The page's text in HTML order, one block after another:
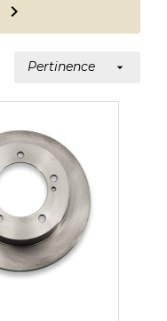

Pertinence 